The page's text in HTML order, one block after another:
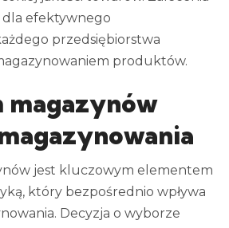
dla efektywnego
przedsiębiorstwa
produktów.
magazynów
jest kluczowym elementem
który bezpośrednio wpływa
Decyzja o wyborze